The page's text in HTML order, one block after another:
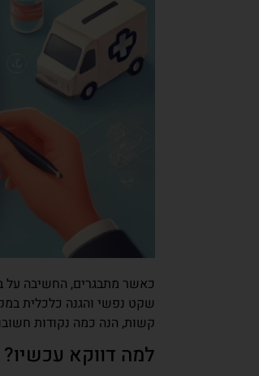
כאשר מתבגרים, החשיבה על
קשות, הנה כמה נקודות
למה דווקא עכשיו?